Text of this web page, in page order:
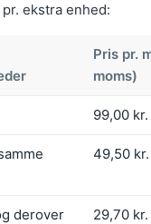
ekstra enhed:
Pris pr.
moms)
99,00 kr.
49,50
derover 29,70